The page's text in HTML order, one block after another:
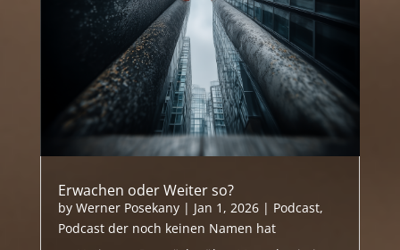
Erwachen oder Weiter so?
by Werner Posekany| Jan 1, 2026| Podcast,
Podcast der noch keinen Namen hat